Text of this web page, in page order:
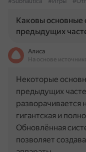
Каковы основные
предыдущих
Алиса
На основе
Некоторые
предыдущих
разворачивается
гигантская и
Обновлённая
позволяет